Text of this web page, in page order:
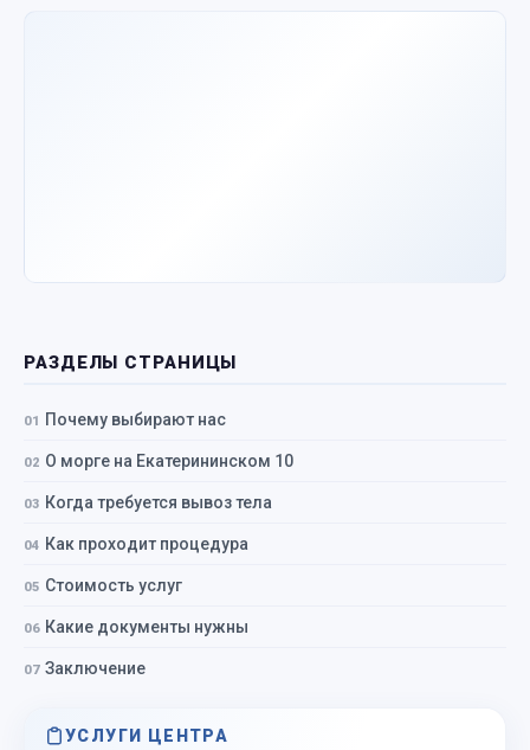
РАЗДЕЛЫ СТРАНИЦЫ
Почему выбирают нас
О морге на Екатерининском 10
Когда требуется вывоз тела
Как проходит процедура
Стоимость услуг
Какие документы нужны
Заключение
УСЛУГИ ЦЕНТРА